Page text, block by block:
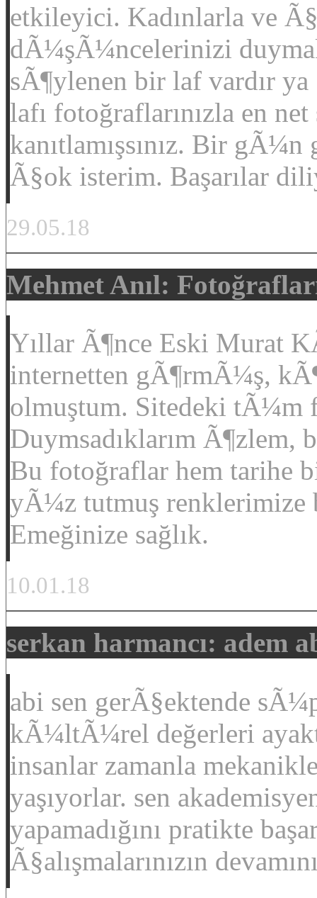
etkileyici. Kadınlarla ve
dÃ¼şÃ¼ncelerinizi
sÃ¶ylenen bir laf vardır
lafı fotoğraflarınızla en
kanıtlamışsınız. Bir
Ã§ok isterim. Başarılar
29.05.18
Mehmet Anıl:
Yıllar Ã¶nce Eski Murat
internetten gÃ¶rmÃ¼ş,
olmuştum. Sitedeki tÃ¼m
Duymsadıklarım Ã¶zlem,
Bu fotoğraflar hem tarihe
yÃ¼z tutmuş renklerimize
Emeğinize sağlık.
10.01.18
serkan harmancı: adem
abi sen gerÃ§ektende
kÃ¼ltÃ¼rel değerleri
insanlar zamanla
yaşıyorlar. sen
yapamadığını pratikte
Ã§alışmalarınızın